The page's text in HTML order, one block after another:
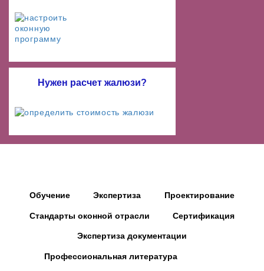
Нужен расчет жалюзи?
Обучение Экспертиза Проектирование
Стандарты оконной отрасли Сертификация
Экспертиза документации
Профессиональная литература